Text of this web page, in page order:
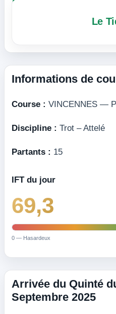
Le
Informations de
Course : VINCENNES —
Discipline : Trot – Attelé
Partants : 15
IFT du jour
69,3
0 — Hasardeux
Arrivée du Quinté
Septembre 2025